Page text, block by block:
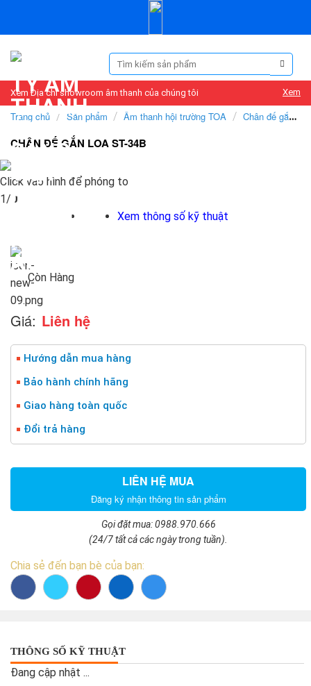
Tìm
kiếm:
Xem Địa chỉ showroom âm thanh của chúng tôi Xem
Trang chủ / Sản phẩm / Âm thanh hội trường TOA / Chân đế gắn
loa
CHÂN ĐẾ GẮN LOA ST-34B
Click vào hình để phóng to
1/ 0
Xem thông số kỹ thuật
Còn Hàng
Giá: Liên hệ
Hướng dẫn mua hàng
Bảo hành chính hãng
Giao hàng toàn quốc
Đổi trả hàng
LIÊN HỆ MUA
Đăng ký nhận thông tin sản phẩm
Gọi đặt mua: 0988.970.666
(24/7 tất cả các ngày trong tuần).
Chia sẻ đến bạn bè của bạn:
THÔNG SỐ KỸ THUẬT
Đang cập nhật ...